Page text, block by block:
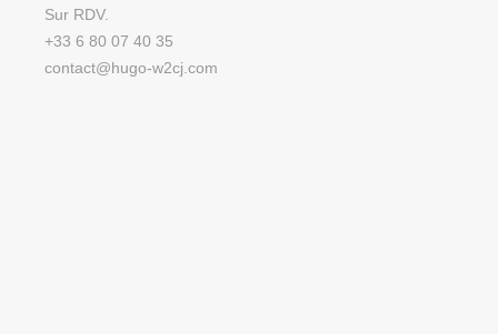
Sur RDV.
+33 6 80 07 40 35
contact@hugo-w2cj.com